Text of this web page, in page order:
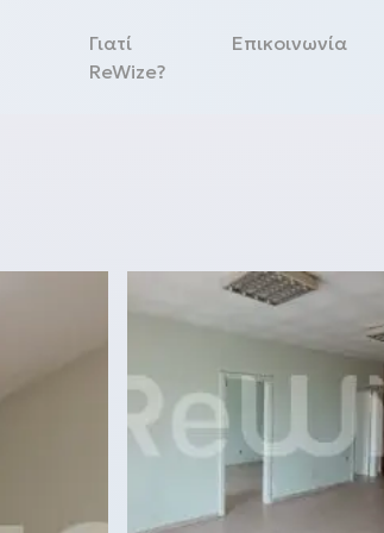
Γιατί
ReWize?
Επικοινωνία